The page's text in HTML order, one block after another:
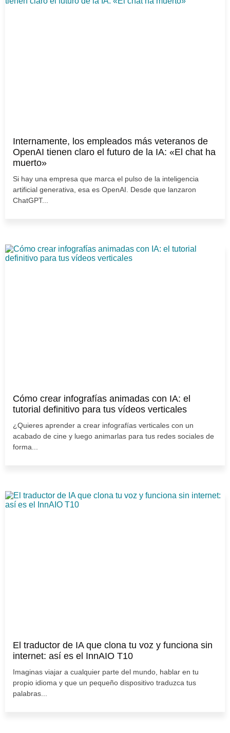
Internamente, los empleados más veteranos de
OpenAI tienen claro el futuro de la IA: «El chat ha
muerto»
Si hay una empresa que marca el pulso de la inteligencia
artificial generativa, esa es OpenAI. Desde que lanzaron
ChatGPT...
Cómo crear infografías animadas con IA: el
tutorial definitivo para tus vídeos verticales
¿Quieres aprender a crear infografías verticales con un
acabado de cine y luego animarlas para tus redes sociales de
forma...
El traductor de IA que clona tu voz y funciona sin
internet: así es el InnAIO T10
Imaginas viajar a cualquier parte del mundo, hablar en tu
propio idioma y que un pequeño dispositivo traduzca tus
palabras...